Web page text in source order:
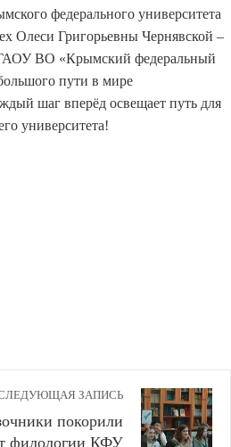
федерального университета
Олеси Григорьевны Чернявской –
ВО «Крымский федеральный
пути в мире
шаг вперёд освещает путь для
университета!
ЗАПИСЬ
покорили
филологии КФУ